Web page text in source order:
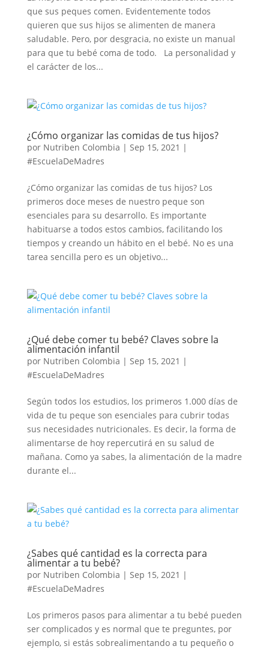
que sus peques comen. Evidentemente todos
quieren que sus hijos se alimenten de manera
saludable. Pero, por desgracia, no existe un manual
para que tu bebé coma de todo. La personalidad y
el carácter de los...
¿Cómo organizar las comidas de tus hijos?
por Nutriben Colombia | Sep 15, 2021 |
#EscuelaDeMadres
¿Cómo organizar las comidas de tus hijos? Los
primeros doce meses de nuestro peque son
esenciales para su desarrollo. Es importante
habituarse a todos estos cambios, facilitando los
tiempos y creando un hábito en el bebé. No es una
tarea sencilla pero es un objetivo...
¿Qué debe comer tu bebé? Claves sobre la
alimentación infantil
por Nutriben Colombia | Sep 15, 2021 |
#EscuelaDeMadres
Según todos los estudios, los primeros 1.000 días de
vida de tu peque son esenciales para cubrir todas
sus necesidades nutricionales. Es decir, la forma de
alimentarse de hoy repercutirá en su salud de
mañana. Como ya sabes, la alimentación de la madre
durante el...
¿Sabes qué cantidad es la correcta para
alimentar a tu bebé?
por Nutriben Colombia | Sep 15, 2021 |
#EscuelaDeMadres
Los primeros pasos para alimentar a tu bebé pueden
ser complicados y es normal que te preguntes, por
ejemplo, si estás sobrealimentando a tu pequeño o